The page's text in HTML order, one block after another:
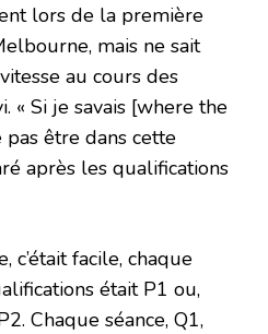
lors de la première
mais ne sait
au cours des
« Si je savais [where the
être dans cette
après les qualifications
c’était facile, chaque
était P1 ou,
Chaque séance, Q1,